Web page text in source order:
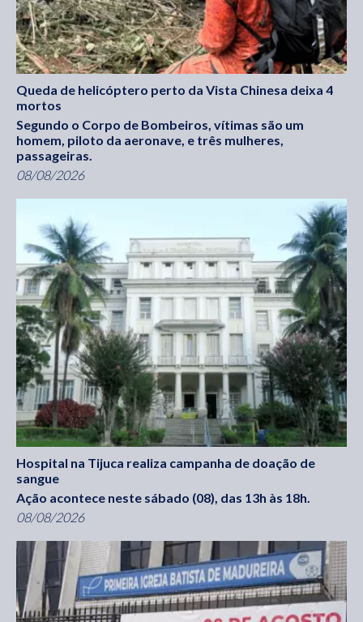
Queda de helicóptero perto da Vista Chinesa deixa 4
mortos
Segundo o Corpo de Bombeiros, vítimas são um
homem, piloto da aeronave, e três mulheres,
passageiras.
08/08/2026
Hospital na Tijuca realiza campanha de doação de
sangue
Ação acontece neste sábado (08), das 13h às 18h.
08/08/2026